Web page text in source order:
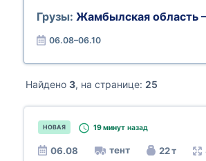
Грузы: Жамбылская область
06.08–06.10
Найдено 3, на странице: 25
НОВАЯ 19 минут назад
06.08 тент 22 т